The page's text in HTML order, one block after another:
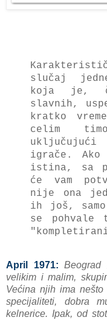
slučaj jed
koja je,
slavnih,
kratko
celim
igrače.
istina, sa
će vam
nije ona
ih još, samo
se pohvale
April 1971: Beograd
velikim i malim,
Većina njih ima
specijaliteti, dobra
kelnerice. Ipak, od